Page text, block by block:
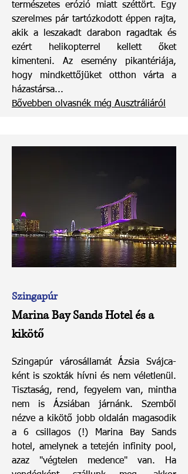
természetes erózió miatt széttört. Egy
szerelmes pár tartózkodott éppen rajta,
akik a leszakadt darabon ragadtak és
ezért helikopterrel kellett őket
kimenteni. Az esemény pikantériája,
hogy mindkettőjüket otthon várta a
házastársa...
Bővebben olvasnék még Ausztráliáról
Szingapúr
Marina Bay Sands Hotel és a
kikötő
Szingapúr városállamát Ázsia Svájca-
ként is szokták hívni és nem véletlenül.
Tisztaság, rend, fegyelem van, mintha
nem is Ázsiában járnánk. Szemből
nézve a kikötő jobb oldalán magasodik
a 6 csillagos (!) Marina Bay Sands
hotel, amelynek a tetején infinity pool,
azaz "végtelen medence" van. Ha